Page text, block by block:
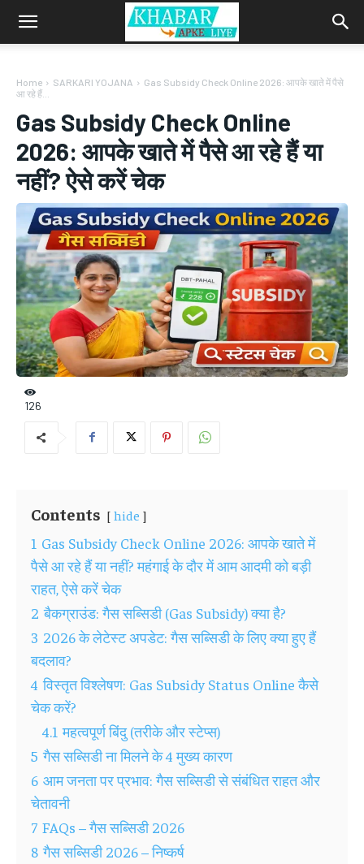
Home SARKARI YOJANA
Gas Subsidy Check Online 2026: आपके खाते में पैसे
आ रहे हैं...
Gas Subsidy Check Online
2026: आपके खाते में पैसे आ रहे हैं या
नहीं? ऐसे करें चेक
126
Contents hide
1 Gas Subsidy Check Online 2026: आपके खाते में
पैसे आ रहे हैं या नहीं? महंगाई के दौर में आम आदमी को बड़ी
राहत, ऐसे करें चेक
2 बैकग्राउंड: गैस सब्सिडी (Gas Subsidy) क्या है?
3 2026 के लेटेस्ट अपडेट: गैस सब्सिडी के लिए क्या हुए हैं
बदलाव?
4 विस्तृत विश्लेषण: Gas Subsidy Status Online कैसे
चेक करें?
4.1 महत्वपूर्ण बिंदु (तरीके और स्टेप्स)
5 गैस सब्सिडी ना मिलने के 4 मुख्य कारण
6 आम जनता पर प्रभाव: गैस सब्सिडी से संबंधित राहत और
चेतावनी
7 FAQs – गैस सब्सिडी 2026
8 गैस सब्सिडी 2026 – निष्कर्ष